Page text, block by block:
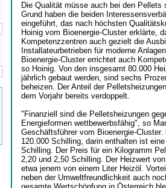
Die Qualität müsse auch bei den
Grund haben die beiden
eingeführt, das nach höchsten
Hoinig vom Bioenergie-Cluster erklärte,
Kompetenzzentren auch gezielt die
Installateurbetrieben für moderne
Bioenergie-Cluster errichtet auch
so Hoinig. Von den insgesamt 80.000
jährlich gebaut werden, sind sechs
beheizen. Der Anteil der
dem Vorjahr bereits verdoppelt.
"Finanziell sind die Pelletsheizungen
Energieformen wettbewerbsfähig", so
Geschäftsführer vom Bioenergie-Cluster.
120.000 Schilling, darin enthalten ist
Schilling. Der Preis für ein Kilogramm
2,20 und 2,50 Schilling. Der Heizwert
etwa jenem von einem Liter Heizöl.
neben der Umweltfreundlichkeit auch